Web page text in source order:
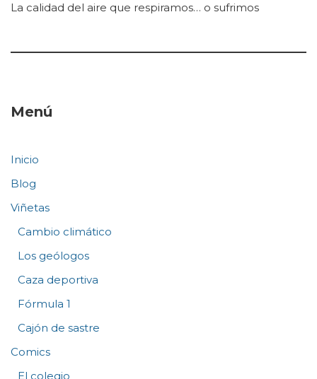
La calidad del aire que respiramos… o sufrimos
Menú
Inicio
Blog
Viñetas
Cambio climático
Los geólogos
Caza deportiva
Fórmula 1
Cajón de sastre
Comics
El colegio